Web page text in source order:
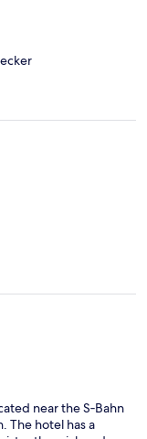
near the S‑Bahn
The hotel has a